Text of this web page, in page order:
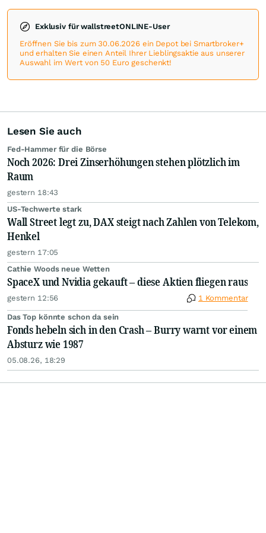
Exklusiv für wallstreetONLINE-User
Eröffnen Sie bis zum 30.06.2026 ein Depot bei Smartbroker+
und erhalten Sie einen Anteil Ihrer Lieblingsaktie aus unserer
Auswahl im Wert von 50 Euro geschenkt!
Lesen Sie auch
Fed-Hammer für die Börse
Noch 2026: Drei Zinserhöhungen stehen plötzlich im
Raum
gestern 18:43
US-Techwerte stark
Wall Street legt zu, DAX steigt nach Zahlen von Telekom,
Henkel
gestern 17:05
Cathie Woods neue Wetten
SpaceX und Nvidia gekauft – diese Aktien fliegen raus
gestern 12:56 1 Kommentar
Das Top könnte schon da sein
Fonds hebeln sich in den Crash – Burry warnt vor einem
Absturz wie 1987
05.08.26, 18:29